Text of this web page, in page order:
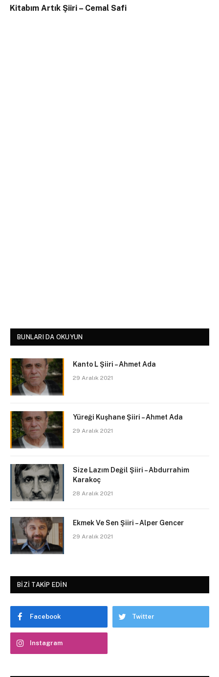
Kitabım Artık Şiiri – Cemal Safi
BUNLARI DA OKUYUN
Kanto L Şiiri – Ahmet Ada
29 Aralık 2021
Yüreği Kuşhane Şiiri – Ahmet Ada
29 Aralık 2021
Size Lazım Değil Şiiri – Abdurrahim
Karakoç
28 Aralık 2021
Ekmek Ve Sen Şiiri – Alper Gencer
29 Aralık 2021
BIZI TAKIP EDIN
Facebook Twitter
Instagram